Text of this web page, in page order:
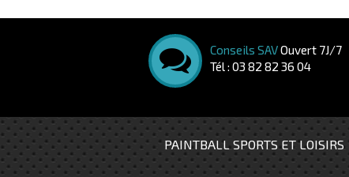
Conseils SAVOuvert 7J/7
Tél : 03 82 82 36 04
PAINTBALL SPORTS ET LOISIRS